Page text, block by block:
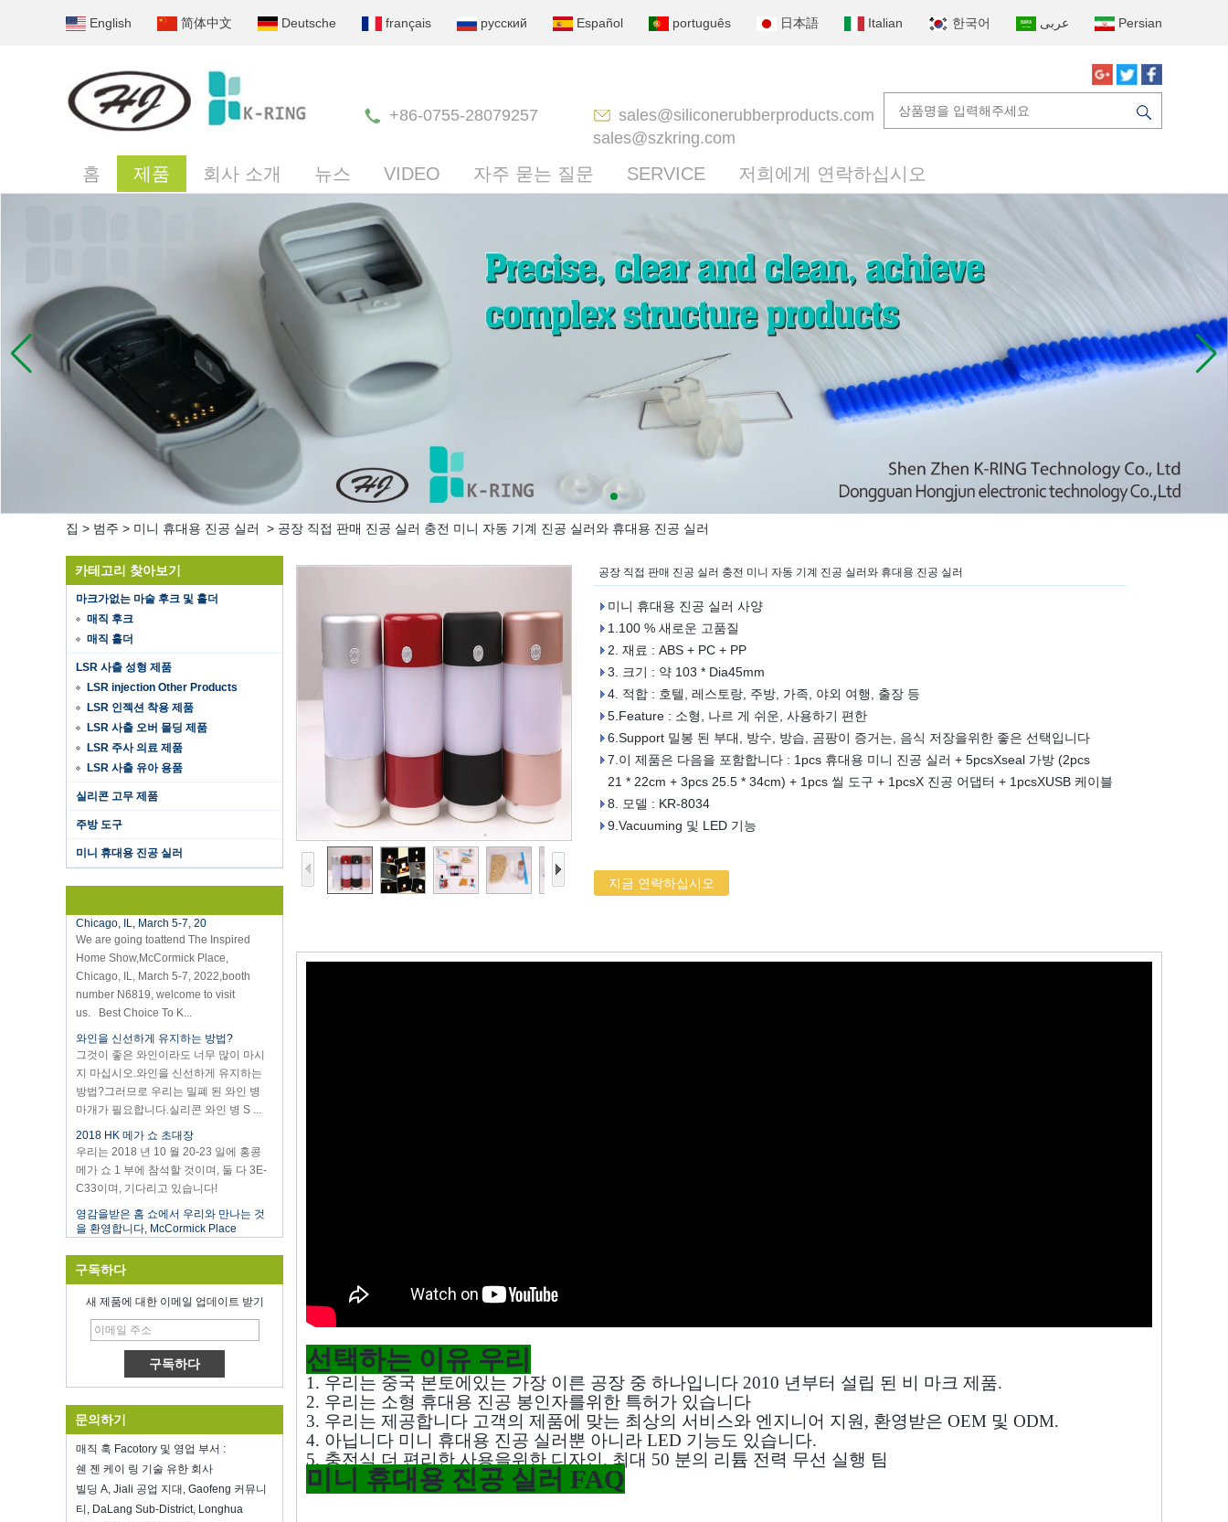
English 简体中文 Deutsche français русский Español português 日本語 Italian 한국어 عربى Persian
+86-0755-28079257
sales@siliconerubberproducts.com
sales@szkring.com
홈 제품 회사 소개 뉴스 VIDEO 자주 묻는 질문 SERVICE 저희에게 연락하십시오
집 > 범주 > 미니 휴대용 진공 실러 > 공장 직접 판매 진공 실러 충전 미니 자동 기계 진공 실러와 휴대용 진공 실러
카테고리 찾아보기
마크가없는 마술 후크 및 홀더
매직 후크
매직 홀더
LSR 사출 성형 제품
LSR injection Other Products
LSR 인젝션 착용 제품
LSR 사출 오버 몰딩 제품
LSR 주사 의료 제품
LSR 사출 유아 용품
실리콘 고무 제품
주방 도구
미니 휴대용 진공 실러
Hot selling products
Hot selling products :portable mini
vacuum sealer 1) For the vacuum
sealer, we have two versions, updated
version with theautomatically vacuum
K-Ring's booth number N6819 - The
Inspired Home Show,McCormick Place,
We are going toattend The Inspired
Home Show,McCormick Place,
Chicago, IL, March 5-7, 2022,booth
number N6819, welcome to visit
us. Best Choice To K...
와인을 신선하게 유지하는 방법?
지 마십시오.와인을 신선하게 유지하는
방법?그러므로 우리는 밀폐 된 와인 병
마개가 필요합니다.실리콘 와인 병 S ...
2018 HK 메가 쇼 초대장
메가 쇼 1 부에 참석할 것이며, 둘 다 3E-
C33이며, 기다리고 있습니다!
영감을받은 홈 쇼에서 우리와 만나는 것
Chicago IL USA.부스 N6819.
식품 저장 진공 실러
다
다.2022. 더 많은 Bussiness 정보를 보려
면 Wendy에 문의하십시오.전자 메일
Hot selling products
Hot selling products :portable mini
vacuum sealer 1) For the vacuum
sealer, we have two versions, updated
version with theautomatically vacuum
K-Ring's booth number N6819 - The
구독하다
새 제품에 대한 이메일 업데이트 받기
문의하기
매직 훅 Facotory 및 영업 부서 :
쉔 젠 케이 링 기술 유한 회사
빌딩 A, Jiali 공업 지대, Gaofeng 커뮤니
티, DaLang Sub-District, Longhua
공장 직접 판매 진공 실러 충전 미니 자동 기계 진공 실러와 휴대용 진공 실러
미니 휴대용 진공 실러 사양
1.100 % 새로운 고품질
2. 재료 : ABS + PC + PP
3. 크기 : 약 103 * Dia45mm
4. 적합 : 호텔, 레스토랑, 주방, 가족, 야외 여행, 출장 등
5.Feature : 소형, 나르 게 쉬운, 사용하기 편한
6.Support 밀봉 된 부대, 방수, 방습, 곰팡이 증거는, 음식 저장을위한 좋은 선택입니다
7.이 제품은 다음을 포함합니다 : 1pcs 휴대용 미니 진공 실러 + 5pcsXseal 가방 (2pcs
21 * 22cm + 3pcs 25.5 * 34cm) + 1pcs 씰 도구 + 1pcsX 진공 어댑터 + 1pcsXUSB 케이블
8. 모델 : KR-8034
9.Vacuuming 및 LED 기능
지금 연락하십시오
선택하는 이유 우리
1. 우리는 중국 본토에있는 가장 이른 공장 중 하나입니다 2010 년부터 설립 된 비 마크 제품.
2. 우리는 소형 휴대용 진공 봉인자를위한 특허가 있습니다
3. 우리는 제공합니다 고객의 제품에 맞는 최상의 서비스와 엔지니어 지원, 환영받은 OEM 및 ODM.
4. 아닙니다 미니 휴대용 진공 실러뿐 아니라 LED 기능도 있습니다.
5. 충전식 더 편리한 사용을위한 디자인. 최대 50 분의 리튬 전력 무선 실행 팀
미니 휴대용 진공 실러 FAQ